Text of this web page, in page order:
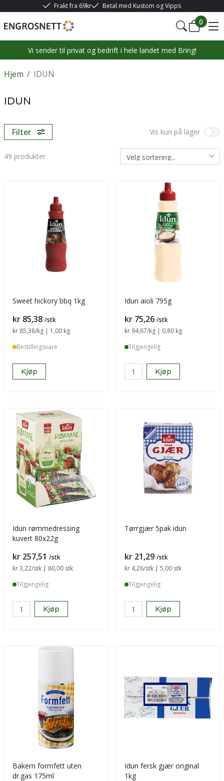
Frakt fra 69kr Betal med Kustom og Vipps
0
Vi sender til privat og bedrift i hele landet med Bring!
/
Hjem IDUN
IDUN
Filter Vis kun på lager
49 produkter
Sweet hickory bbq 1kg
Pris
kr 85,38 /stk
Sammenligning pris
kr 85,38/kg | 1,00 kg
Bestillingsvare
Kjøp
Idun aioli 795g
Pris
kr 75,26 /stk
Sammenligning pris
kr 94,67/kg | 0,80 kg
Tilgjengelig
Kjøp
Idun rømmedressing
kuvert 80x22g
Pris
kr 257,51 /stk
Sammenligning pris
kr 3,22/stk | 80,00 stk
Tilgjengelig
Kjøp
Tørrgjær 5pak idun
Pris
kr 21,29 /stk
Sammenligning pris
kr 4,26/stk | 5,00 stk
Tilgjengelig
Kjøp
Bakern formfett uten
dr.gas 175ml
Idun fersk gjær original
1kg